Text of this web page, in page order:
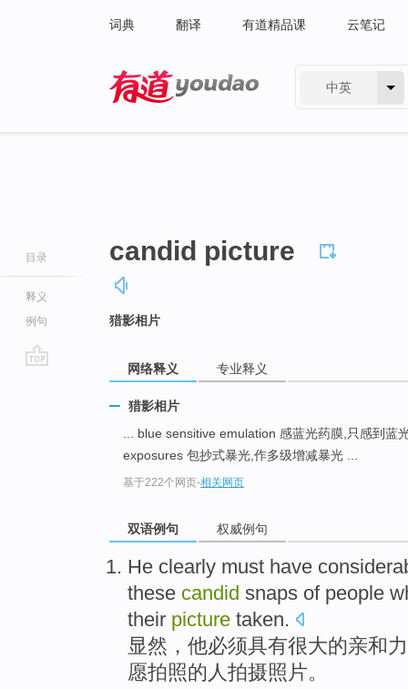
词典 翻译 有道精品课 云笔记
中英
目录
释义
例句
candid picture
猎影相片
网络释义 专业释义
猎影相片
... blue sensitive emulation 感蓝光药膜,只感到蓝
exposures 包抄式暴光,作多级增减暴光 ...
基于222个网页-相关网页
双语例句 权威例句
He clearly must have
these candid snaps of people
their picture taken.
显然 ， 他必须具有很大的亲和力
愿拍照的 人拍摄照片。